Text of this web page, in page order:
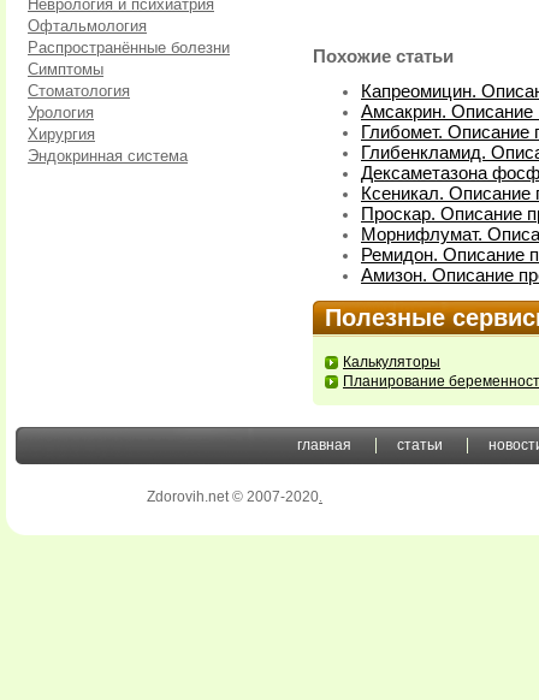
Неврология и психиатрия
Офтальмология
Распространённые болезни
Симптомы
Стоматология
Урология
Хирургия
Эндокринная система
Похожие статьи
Капреомицин.
Амсакрин. Описание
Глибомет. Описание
Глибенкламид.
Дексаметазона
Ксеникал. Описание
Проскар. Описание
Морнифлумат.
Ремидон. Описание
Амизон. Описание
Полезные
Калькуляторы
Планирование
главная статьи
Zdorovih.net © 2007-2020